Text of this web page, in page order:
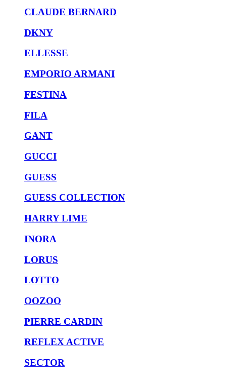
CLAUDE BERNARD
DKNY
ELLESSE
EMPORIO ARMANI
FESTINA
FILA
GANT
GUCCI
GUESS
GUESS COLLECTION
HARRY LIME
INORA
LORUS
LOTTO
OOZOO
PIERRE CARDIN
REFLEX ACTIVE
SECTOR